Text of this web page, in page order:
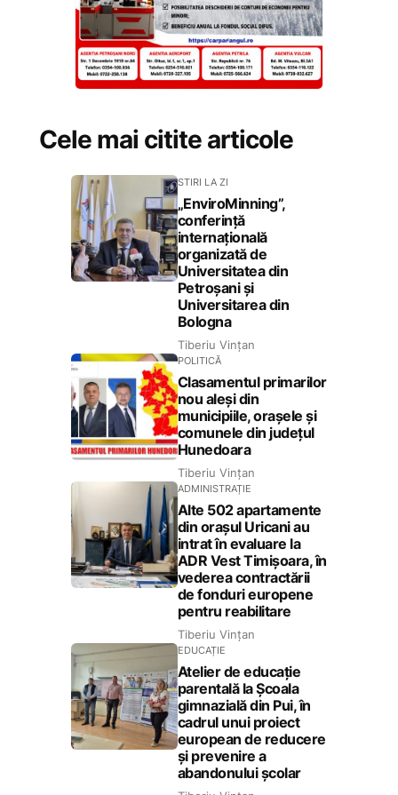
Cele mai citite articole
STIRI LA ZI
„EnviroMinning”,
conferință
internațională
organizată de
Universitatea din
Petroșani și
Universitarea din
Bologna
Tiberiu Vințan
POLITICĂ
Clasamentul primarilor
nou aleși din
municipiile, orașele și
comunele din județul
Hunedoara
Tiberiu Vințan
ADMINISTRAȚIE
Alte 502 apartamente
din orașul Uricani au
intrat în evaluare la
ADR Vest Timișoara, în
vederea contractării
de fonduri europene
pentru reabilitare
Tiberiu Vințan
EDUCAȚIE
Atelier de educație
parentală la Școala
gimnazială din Pui, în
cadrul unui proiect
european de reducere
și prevenire a
abandonului școlar